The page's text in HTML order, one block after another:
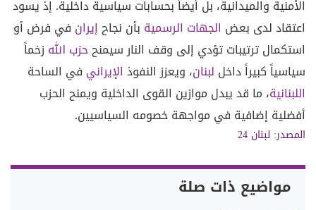
الأمنية والميدانية، بل أيضاً بحسابات سياسية داخلية. إذ يسود
اعتقاد لدى بعض الجهات الرسمية بأن نجاحإيران في فرض أو
استكمال ترتيبات تؤدي إلى وقف النار سيمنححزب الله زخماً
سياسياً كبيراً داخل لبنان، ويعزز النفوذ الإيراني في الساحة
اللبنانية، ما قد يبدل موازين القوى الداخلية ويمنح الحزب
أفضلية إضافية في مواجهة خصومه السياسيين.
المصدر: لبنان 24
مواضيع ذات صلة